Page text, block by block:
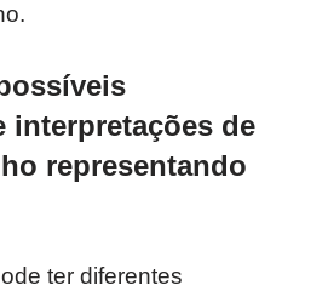
interpretações de
representando
ter diferentes